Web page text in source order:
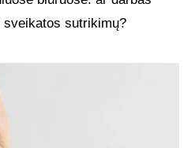
sutrikimų?